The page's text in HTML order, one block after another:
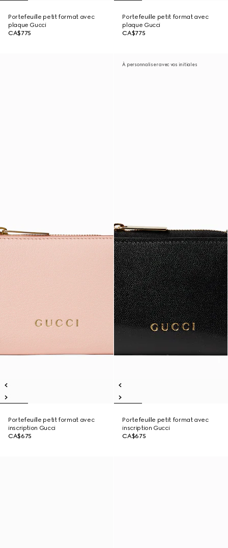
Portefeuille petit format avec
plaque Gucci
CA$775
Portefeuille petit format avec
plaque Gucci
CA$775
Portefeuille petit format avec
inscription Gucci
CA$675
À personnaliser avec vos initiales
Portefeuille petit format avec
inscription Gucci
CA$675